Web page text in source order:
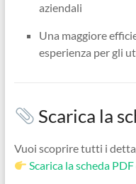
aziendali
Una maggiore
esperienza per gli
Scarica la
Vuoi scoprire tutti i
Scarica la scheda